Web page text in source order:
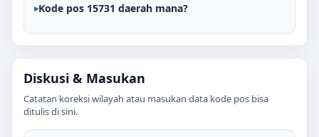
Kode pos 15731 daerah mana?
Diskusi & Masukan
Catatan koreksi wilayah atau masukan data kode pos bisa
ditulis di sini.